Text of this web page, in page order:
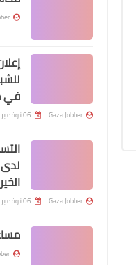
في
Gaza Jobber 06 نوفمبر 2025
Gaza Jobber 06 نوفمبر 2025